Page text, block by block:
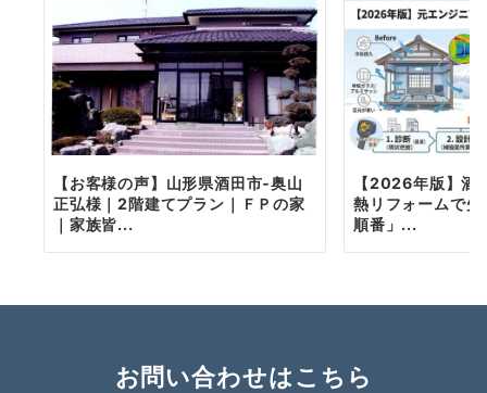
【お客様の声】山形県酒田市‐奥山
正弘様｜2階建てプラン｜ＦＰの家
｜家族皆...
【2026年版】酒
熱リフォームで
順番」...
お問い合わせはこちら